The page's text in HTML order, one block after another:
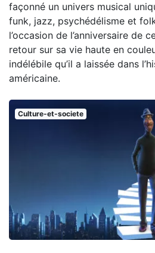
façonné un univers musical
funk, jazz, psychédélisme et
l’occasion de l’anniversaire de
retour sur sa vie haute en
indélébile qu’il a laissée dans
américaine.
Culture-et-societe